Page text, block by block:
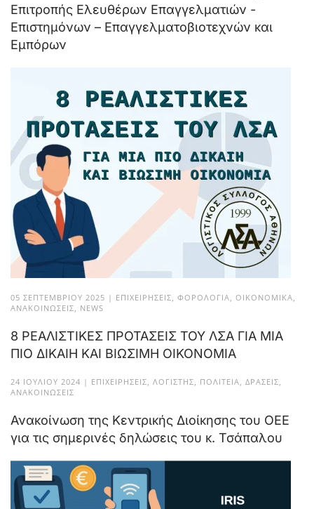
Επιτροπής Ελευθέρων Επαγγελματιών -
Επιστημόνων – Επαγγελματοβιοτεχνών και
Εμπόρων
05 ΣΕΠΤΕΜΒΡΊΟΥ 2025 | ΕΠΙΧΕΙΡΉΣΕΙΣ, ΦΟΡΟΛΟΓΊΑ, ΟΙΚΟΝΟΜΙΚΆ,
ΑΝΑΚΟΙΝΏΣΕΙΣ, NEWS
8 ΡΕΑΛΙΣΤΙΚΕΣ ΠΡΟΤΑΣΕΙΣ ΤΟΥ ΛΣΑ ΓΙΑ ΜΙΑ
ΠΙΟ ΔΙΚΑΙΗ ΚΑΙ ΒΙΩΣΙΜΗ ΟΙΚΟΝΟΜΙΑ
24 ΙΟΥΛΊΟΥ 2024 | ΕΠΙΧΕΙΡΉΣΕΙΣ, ΛΟΓΙΣΤΉΣ, ΠΟΛΙΤΕΊΑ, ΔΡΆΣΕΙΣ,
ΑΝΑΚΟΙΝΏΣΕΙΣ
Ανακοίνωση της Κεντρικής Διοίκησης του ΟΕΕ
για τις σημερινές δηλώσεις του κ. Τσάπαλου